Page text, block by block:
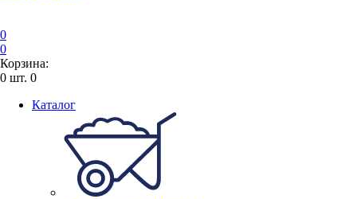
0
0
Корзина:
0 шт. 0
Каталог